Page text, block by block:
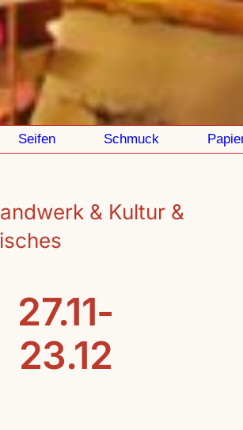
Seifen Schmuck Papier
& Kultur &
27.11-
23.12